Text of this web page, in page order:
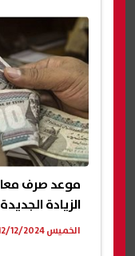
الزيادة الجديدة
الخميس 12/12/2024 12:10 م